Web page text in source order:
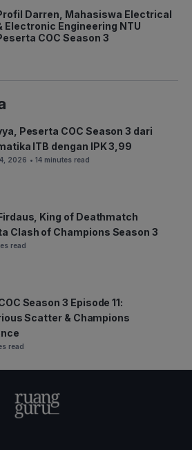
Darren, Mahasiswa Electrical
Electronic Engineering NTU
COC Season 3
Peserta COC Season 3 dari
ITB dengan IPK 3,99
2026 • 14 minutes read
King of Deathmatch
Clash of Champions Season 3
read
Season 3 Episode 11:
Scatter & Champions
read